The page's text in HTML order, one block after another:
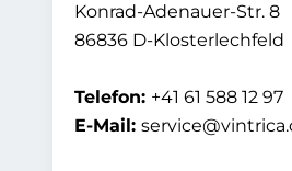
Konrad-Adenauer-Str. 8
86836 D-Klosterlechfeld
Telefon: +41 61 588 12 97
E-Mail: